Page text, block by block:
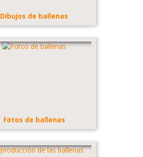
Dibujos de ballenas
Fotos de ballenas